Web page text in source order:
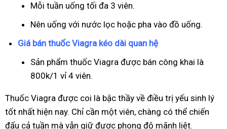
Mỗi tuần uống tối đa 3 viên.
Nên uống với nước lọc hoặc pha vào đồ uống.
Giá bán thuốc Viagra kéo dài quan hệ
Sản phẩm thuốc Viagra được bán công khai là
800k/1 vỉ 4 viên.
Thuốc Viagra được coi là bậc thầy về điều trị yếu sinh lý
tốt nhất hiện nay. Chỉ cần một viên, chàng có thể chiến
đấu cả tuần mà vẫn giữ được phong độ mãnh liệt.